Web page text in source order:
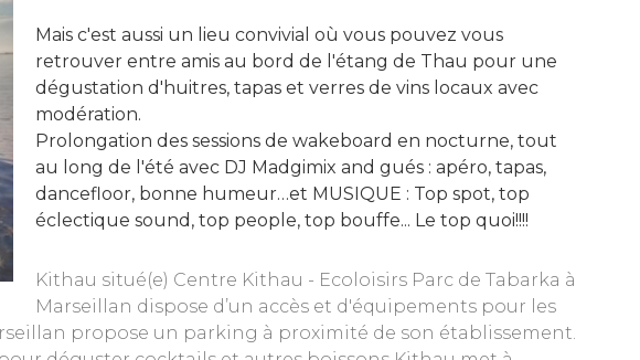
Mais c'est aussi un lieu convivial où vous pouvez vous
retrouver entre amis au bord de l'étang de Thau pour une
dégustation d'huitres, tapas et verres de vins locaux avec
modération.
Prolongation des sessions de wakeboard en nocturne, tout
au long de l'été avec DJ Madgimix and gués : apéro, tapas,
dancefloor, bonne humeur…et MUSIQUE : Top spot, top
éclectique sound, top people, top bouffe... Le top quoi!!!!
Kithau situé(e) Centre Kithau - Ecoloisirs Parc de Tabarka à
Marseillan dispose d’un accès et d'équipements pour les
propose un parking à proximité de son établissement.